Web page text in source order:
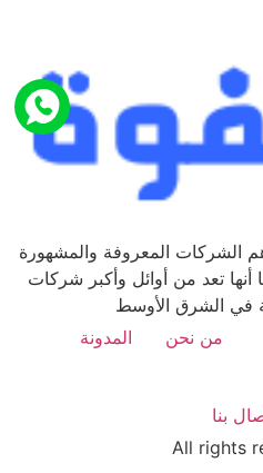
الشركات المعروفة والمشهورة
أنها تعد من أوائل وأكبر شركات
في الشرق الأوسط
من نحن المدونة
بنا
All rights